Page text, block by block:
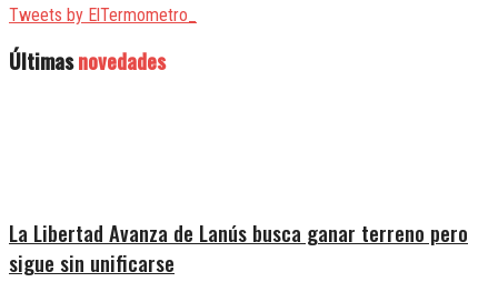
Tweets by ElTermometro_
Últimasnovedades
La Libertad Avanza de Lanús busca ganar terreno pero
sigue sin unificarse